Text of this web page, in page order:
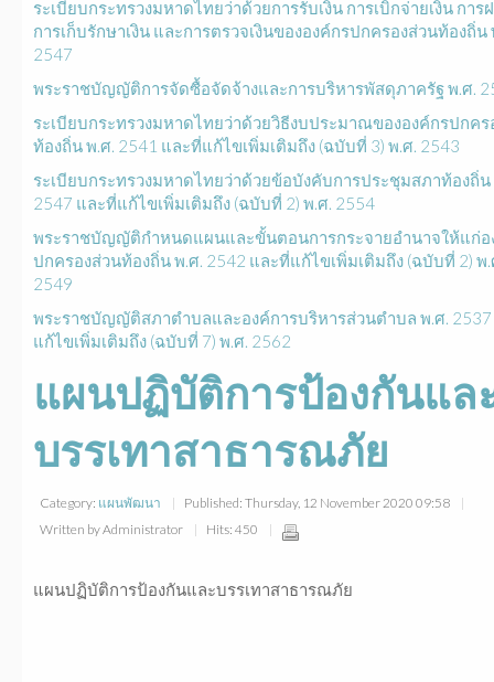
ระเบียบกระทรวงมหาดไทยว่าด้วยการรับเงิน การเบิกจ่ายเงิน การ
การเก็บรักษาเงิน และการตรวจเงินขององค์กรปกครองส่วนท้องถิ่น
2547
พระราชบัญญัติการจัดซื้อจัดจ้างและการบริหารพัสดุภาครัฐ พ.ศ.
ระเบียบกระทรวงมหาดไทยว่าด้วยวิธีงบประมาณขององค์กรปกคร
ท้องถิ่น พ.ศ. 2541 และที่แก้ไขเพิ่มเติมถึง (ฉบับที่ 3) พ.ศ. 2543
ระเบียบกระทรวงมหาดไทยว่าด้วยข้อบังคับการประชุมสภาท้องถิ่น
2547 และที่แก้ไขเพิ่มเติมถึง (ฉบับที่ 2) พ.ศ. 2554
พระราชบัญญัติกำหนดแผนและขั้นตอนการกระจายอำนาจให้แก่อ
ปกครองส่วนท้องถิ่น พ.ศ. 2542 และที่แก้ไขเพิ่มเติมถึง (ฉบับที่ 2) พ.
2549
พระราชบัญญัติสภาตำบลและองค์การบริหารส่วนตำบล พ.ศ.
แก้ไขเพิ่มเติมถึง (ฉบับที่ 7) พ.ศ. 2562
แผนปฏิบัติการป้องกันแล
บรรเทาสาธารณภัย
Category: แผนพัฒนา
Published: Thursday, 12 November 2020 09:58
Written by Administrator
Hits: 450
แผนปฏิบัติการป้องกันและบรรเทาสาธารณภัย